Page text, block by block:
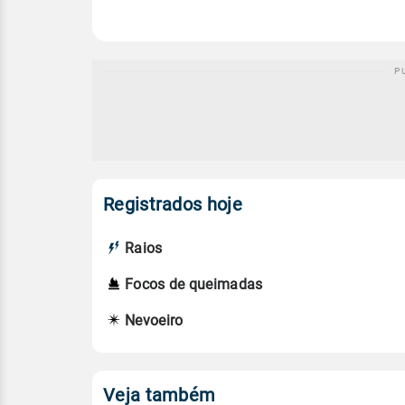
Registrados hoje
Raios
Focos de queimadas
Nevoeiro
Veja também